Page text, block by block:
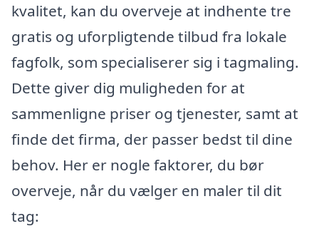
kvalitet, kan du overveje at indhente tre
gratis og uforpligtende tilbud fra lokale
fagfolk, som specialiserer sig i tagmaling.
Dette giver dig muligheden for at
sammenligne priser og tjenester, samt at
finde det firma, der passer bedst til dine
behov. Her er nogle faktorer, du bør
overveje, når du vælger en maler til dit
tag: